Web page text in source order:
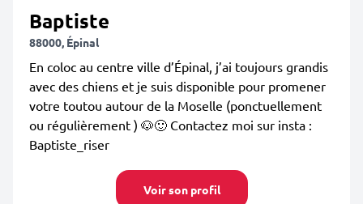
Baptiste
88000, Épinal
En coloc au centre ville d’Épinal, j’ai toujours grandis
avec des chiens et je suis disponible pour promener
votre toutou autour de la Moselle (ponctuellement
ou régulièrement ) 🐶🙂 Contactez moi sur insta :
Baptiste_riser
Voir son profil